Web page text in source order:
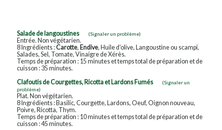
Salade de langoustines (Signaler un problème)
Entrée. Non végétarien.
8 Ingrédients :Carotte, Endive, Huile d'olive, Langoustine ou scampi,
Salades, Sel, Tomate, Vinaigre de Xérès.
Temps de préparation : 15 minutes et temps total de préparation et de
cuisson : 35 minutes.
Clafoutis de Courgettes, Ricotta et Lardons Fumés
(Signaler un
problème)
Plat. Non végétarien.
8 Ingrédients : Basilic, Courgette, Lardons, Oeuf, Oignon nouveau,
Poivre, Ricotta, Thym.
Temps de préparation : 10 minutes et temps total de préparation et de
cuisson : 45 minutes.